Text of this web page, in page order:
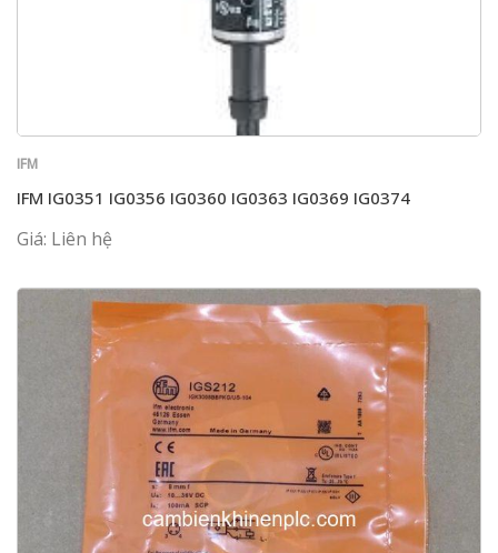
IFM
IFM IG0351 IG0356 IG0360 IG0363 IG0369 IG0374
Giá: Liên hệ